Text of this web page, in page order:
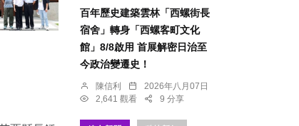
百年歷史建築雲林「西螺街長
宿舍」轉身「西螺客町文化
館」8/8啟用 首展解密日治至
今政治變遷史！
陳信利
2026年八月07日
2,641 觀看
9 分享